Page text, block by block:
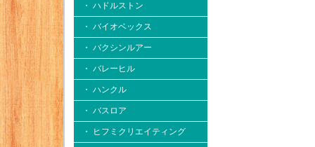
・ ハドルストン
・ バイオベックス
・ バクシンルアー
・ バレーヒル
・ ハンクル
・ バスロア
・ ヒフミクリエイティング